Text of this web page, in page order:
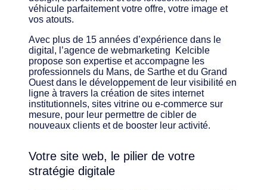
véhicule parfaitement votre offre, votre image et
vos atouts.
Avec plus de 15 années d’expérience dans le
digital, l’agence de webmarketing Kelcible
propose son expertise et accompagne les
professionnels du Mans, de Sarthe et du Grand
Ouest dans le développement de leur visibilité en
ligne à travers la création de sites internet
institutionnels, sites vitrine ou e-commerce sur
mesure, pour leur permettre de cibler de
nouveaux clients et de booster leur activité.
Votre site web, le pilier de votre
stratégie digitale